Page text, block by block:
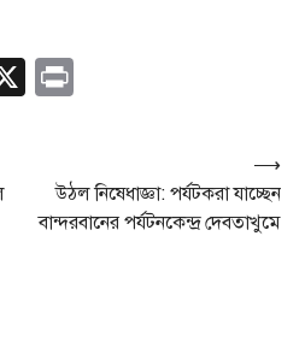
X
উঠল নিষেধাজ্ঞা: পর্যটকরা যাচ্ছেন
বান্দরবানের পর্যটনকেন্দ্র দেবতাখুমে
⟶